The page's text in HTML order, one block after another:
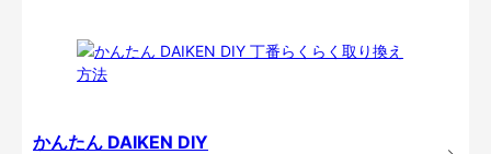
かんたん DAIKEN DIY